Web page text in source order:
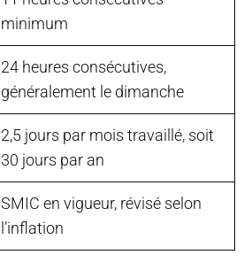
minimum
24 heures consécutives,
généralement le dimanche
2,5 jours par mois travaillé, soit
30 jours par an
SMIC en vigueur, révisé selon
l’inflation